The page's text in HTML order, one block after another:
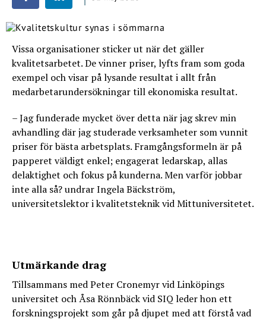
Vissa organisationer sticker ut när det gäller
kvalitetsarbetet. De vinner priser, lyfts fram som goda
exempel och visar på lysande resultat i allt från
medarbetarundersökningar till ekonomiska resultat.
– Jag funderade mycket över detta när jag skrev min
avhandling där jag studerade verksamheter som vunnit
priser för bästa arbetsplats. Framgångsformeln är på
papperet väldigt enkel; engagerat ledarskap, allas
delaktighet och fokus på kunderna. Men varför jobbar
inte alla så? undrar Ingela Bäckström,
universitetslektor i kvalitetsteknik vid Mittuniversitetet.
Utmärkande drag
Tillsammans med Peter Cronemyr vid Linköpings
universitet och Åsa Rönnbäck vid SIQ leder hon ett
forskningsprojekt som går på djupet med att förstå vad